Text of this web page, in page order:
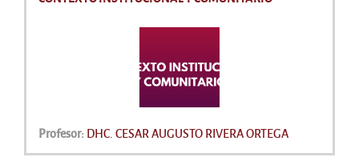
Profesor: DHC. CESAR AUGUSTO RIVERA ORTEGA